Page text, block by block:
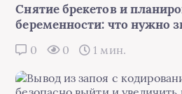
Снятие брекетов и
беременности: что нужно
0 0 1 мин.